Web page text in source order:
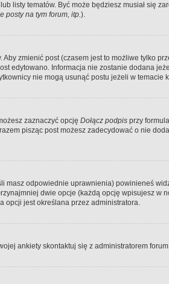
listy tematów. Być może będziesz musiał się
posty na tym forum, itp.).
zmienić post (czasem jest to możliwe tylko
edytowano. Informacja nie zostanie dodana
nie mogą usunąć postu jeżeli w temacie
zaznaczyć opcję Dołącz podpis przy
pisząc post możesz zadecydować o nie
masz odpowiednie uprawnienia) powinieneś
dwie opcje (każdą opcję wpisujesz
opcji jest określana przez administratora.
ankiety skontaktuj się z administratorem